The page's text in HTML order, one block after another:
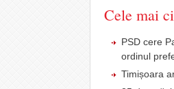
Cele mai
PSD cere
ordinul
Timișoara